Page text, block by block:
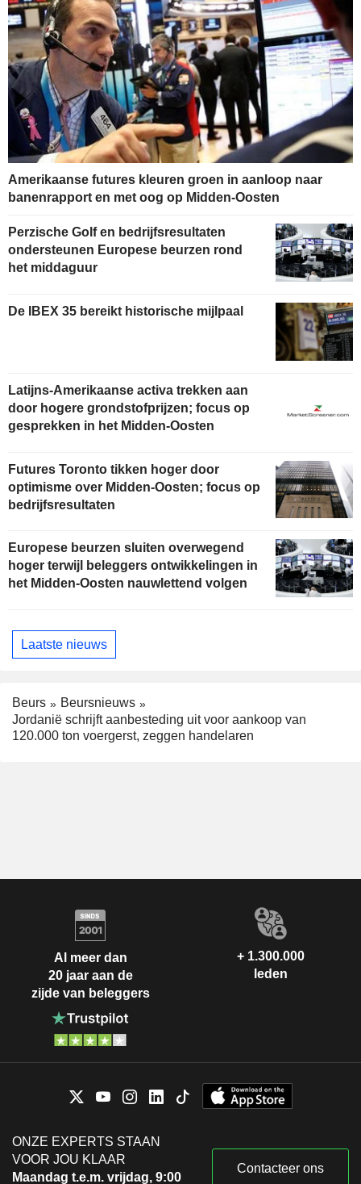
Amerikaanse futures kleuren groen in aanloop naar
banenrapport en met oog op Midden-Oosten
Perzische Golf en bedrijfsresultaten
ondersteunen Europese beurzen rond
het middaguur
De IBEX 35 bereikt historische mijlpaal
Latijns-Amerikaanse activa trekken aan
door hogere grondstofprijzen; focus op
gesprekken in het Midden-Oosten
Futures Toronto tikken hoger door
optimisme over Midden-Oosten; focus op
bedrijfsresultaten
Europese beurzen sluiten overwegend
hoger terwijl beleggers ontwikkelingen in
het Midden-Oosten nauwlettend volgen
Laatste nieuws
Beurs
Beursnieuws
Jordanië schrijft aanbesteding uit voor aankoop van
120.000 ton voergerst, zeggen handelaren
Al meer dan
20 jaar aan de
zijde van beleggers
+ 1.300.000
leden
ONZE EXPERTS STAAN
VOOR JOU KLAAR
Maandag t.e.m. vrijdag, 9:00
Contacteer ons